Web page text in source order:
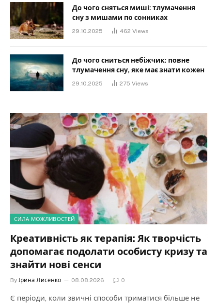
До чого сняться миші: тлумачення
сну з мишами по сонниках
29.10.2025 462 Views
До чого сниться небіжчик: повне
тлумачення сну, яке має знати кожен
29.10.2025 275 Views
СИЛА МОЖЛИВОСТЕЙ
Креативність як терапія: Як творчість
допомагає подолати особисту кризу та
знайти нові сенси
By Ірина Лисенко 08.08.2026 0
Є періоди, коли звичні способи триматися більше не